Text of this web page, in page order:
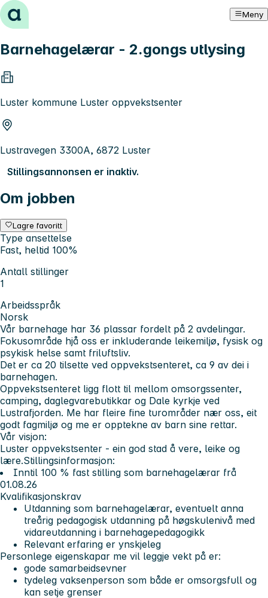
Hopp til innhold Meny
Barnehagelærar - 2.gongs utlysing
Luster kommune Luster oppvekstsenter
Lustravegen 3300A, 6872 Luster
Stillingsannonsen er inaktiv.
Om jobben
Lagre favoritt
Type ansettelse
Fast, heltid 100%
Antall stillinger
1
Arbeidsspråk
Norsk
Vår barnehage har 36 plassar fordelt på 2 avdelingar.
Fokusområde hjå oss er inkluderande leikemiljø, fysisk og
psykisk helse samt friluftsliv.
Det er ca 20 tilsette ved oppvekstsenteret, ca 9 av dei i
barnehagen.
Oppvekstsenteret ligg flott til mellom omsorgssenter,
camping, daglegvarebutikkar og Dale kyrkje ved
Lustrafjorden. Me har fleire fine turområder nær oss, eit
godt fagmiljø og me er opptekne av barn sine rettar.
Vår visjon:
Luster oppvekstsenter - ein god stad å vere, leike og
lære.Stillingsinformasjon:
Inntil 100 % fast stilling som barnehagelærar frå
01.08.26
Kvalifikasjonskrav
Utdanning som barnehagelærar, eventuelt anna
treårig pedagogisk utdanning på høgskulenivå med
vidareutdanning i barnehagepedagogikk
Relevant erfaring er ynskjeleg
Personlege eigenskapar me vil leggje vekt på er:
gode samarbeidsevner
tydeleg vaksenperson som både er omsorgsfull og
kan setje grenser